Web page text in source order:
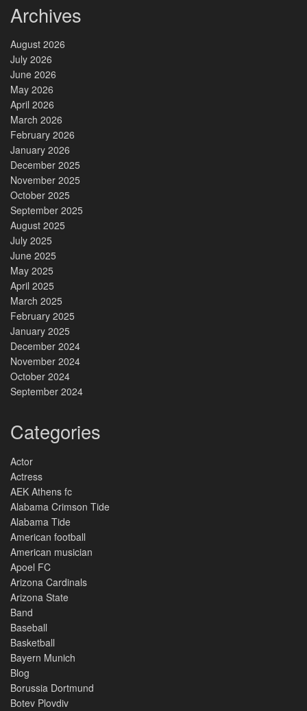
Archives
August 2026
July 2026
June 2026
May 2026
April 2026
March 2026
February 2026
January 2026
December 2025
November 2025
October 2025
September 2025
August 2025
July 2025
June 2025
May 2025
April 2025
March 2025
February 2025
January 2025
December 2024
November 2024
October 2024
September 2024
Categories
Actor
Actress
AEK Athens fc
Alabama Crimson Tide
Alabama Tide
American football
American musician
Apoel FC
Arizona Cardinals
Arizona State
Band
Baseball
Basketball
Bayern Munich
Blog
Borussia Dortmund
Botev Plovdiv